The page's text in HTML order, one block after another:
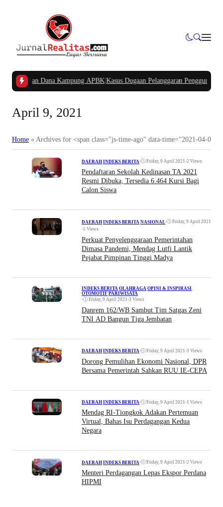
Dana Kampung APBK|Kasus Dugaan Pelanggaran Penggunaan
April 9, 2021
Home » Archives for <span class="js-time-ago" data-time="2021-04-
DAERAH INDEKS BERITA • Friday, 9 April 2021 •2 Views
Pendaftaran Sekolah Kedinasan TA 2021
Resmi Dibuka, Tersedia 6.464 Kursi Bagi
Calon Siswa
DAERAH INDEKS BERITA NASIONAL•
Friday, 9 April 2021
•5 Views
Perkuat Penyelenggaraan Pemerintahan
Dimasa Pandemi, Mendag Lutfi Lantik
Pejabat Pimpinan Tinggi Madya
INDEKS BERITA OLAHRAGA OPINI & INSPIRASI
OTOMOTIF PARIWISATA
•
Friday, 9 April 2021 •3 Views
Danrem 162/WB Sambut Tim Satgas Zeni
TNI AD Bangun Tiga Jembatan
DAERAH INDEKS BERITA• Friday, 9 April 2021 •3 Views
Dorong Pemulihan Ekonomi Nasional, DPR
Bersama Pemerintah Sahkan RUU IE-CEPA
DAERAH INDEKS BERITA• Friday, 9 April 2021 •1 Views
Mendag RI-Tiongkok Adakan Pertemuan
Virtual, Bahas Isu Perdagangan Kedua
Negara
DAERAH INDEKS BERITA • Friday, 9 April 2021 •2 Views
Menteri Perdagangan Lepas Ekspor Perdana
HIPMI